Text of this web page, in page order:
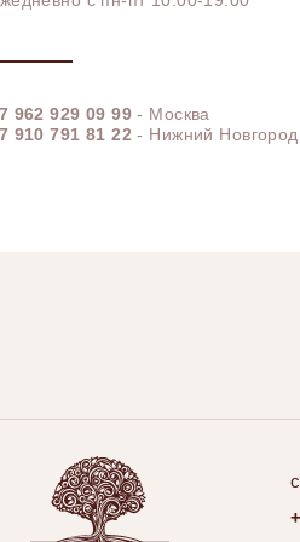
962 929 09 99 - Москва
910 791 81 22 - Нижний Новгород